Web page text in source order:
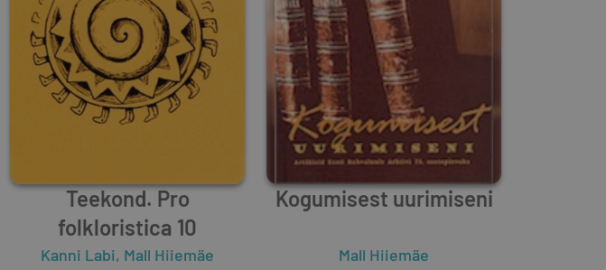
,Kuulo Kalamees,Gea Troska Nele Ingerpuu,Tiina Randlane
Teekond. Pro
folkloristica 10
Kanni Labi, Mall Hiiemäe
Kogumisest uurimiseni
Mall Hiiemäe